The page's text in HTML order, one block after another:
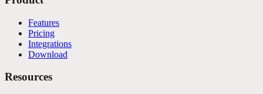
Features
Pricing
Integrations
Download
Resources